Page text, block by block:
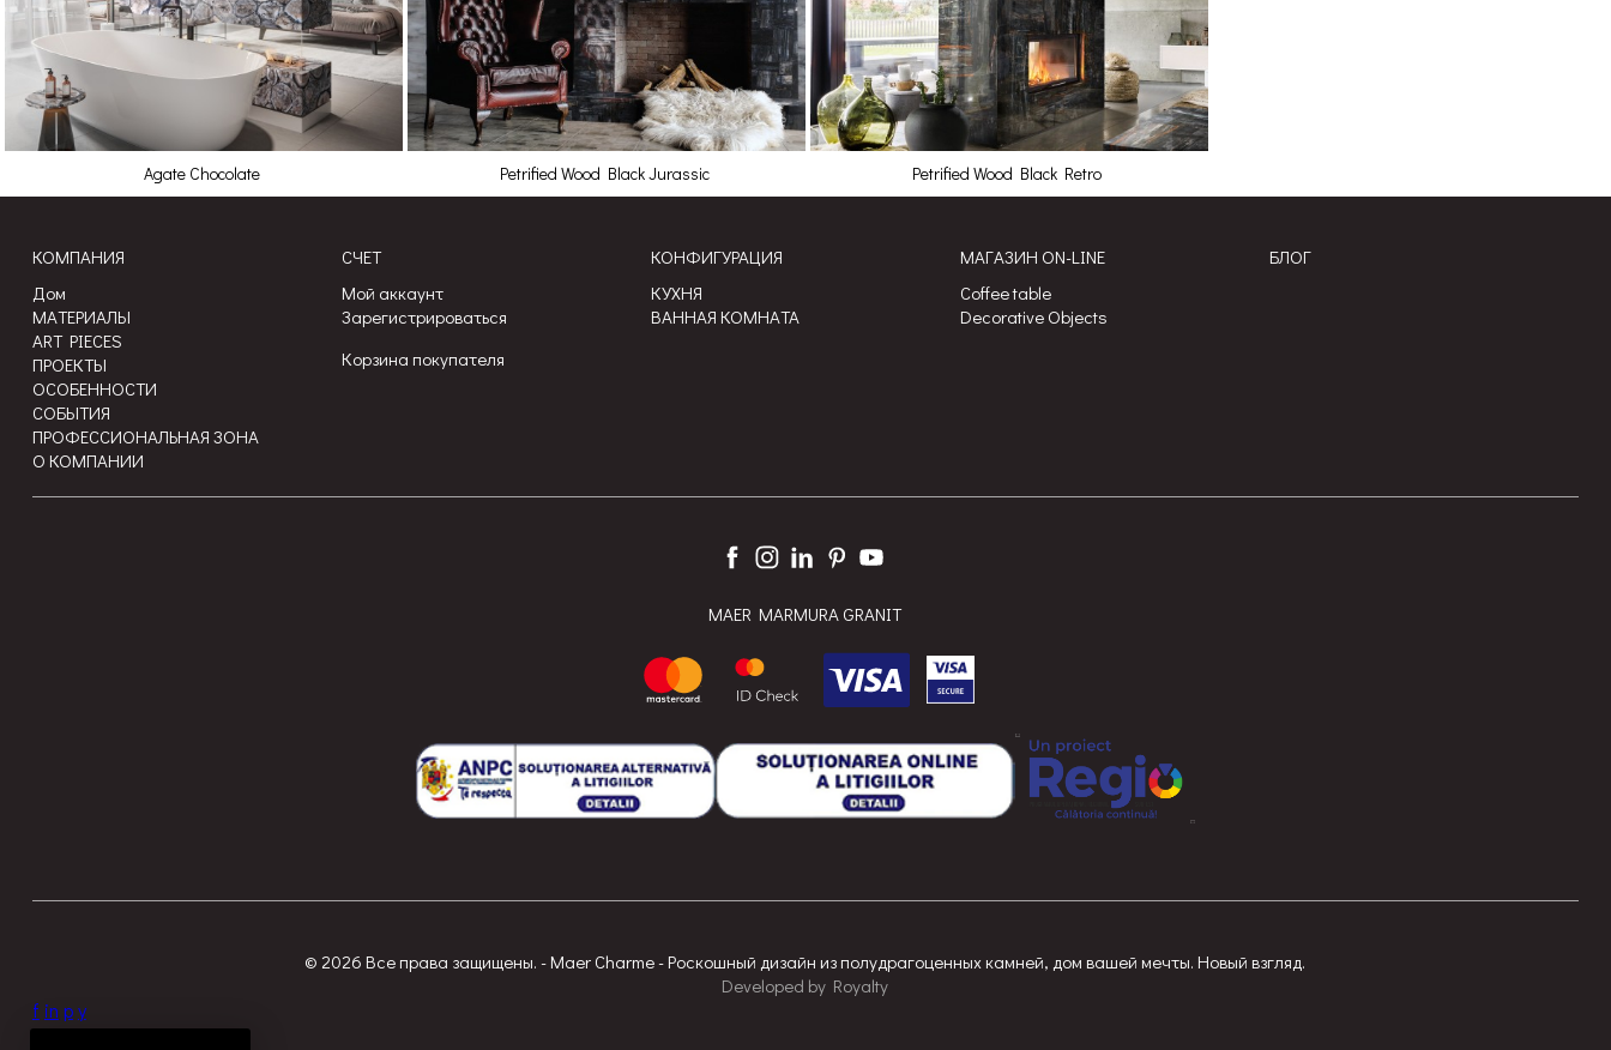
Agate Chocolate Petrified Wood Black Jurassic Petrified Wood Black Retro
КОМПАНИЯ
Дом
МАТЕРИАЛЫ
ART PIECES
ПРОЕКТЫ
ОСОБЕННОСТИ
СОБЫТИЯ
ПРОФЕССИОНАЛЬНАЯ ЗОНА
О КОМПАНИИ
СЧЕТ
Мой аккаунт
Зарегистрироваться
Корзина покупателя
КОНФИГУРАЦИЯ
КУХНЯ
ВАННАЯ КОМНАТА
МАГАЗИН ON-LINE
Coffee table
Decorative Objects
БЛОГ
MAER MARMURA GRANIT
© 2026 Все права защищены. - Maer Charme - Роскошный дизайн из полудрагоценных камней, дом вашей мечты. Новый взгляд.
Developed by Royalty
f in py